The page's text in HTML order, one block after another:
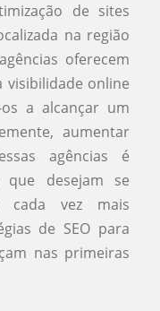
de sites
na região
oferecem
visibilidade online
a alcançar um
aumentar
agências é
que desejam se
cada vez mais
de SEO para
nas primeiras